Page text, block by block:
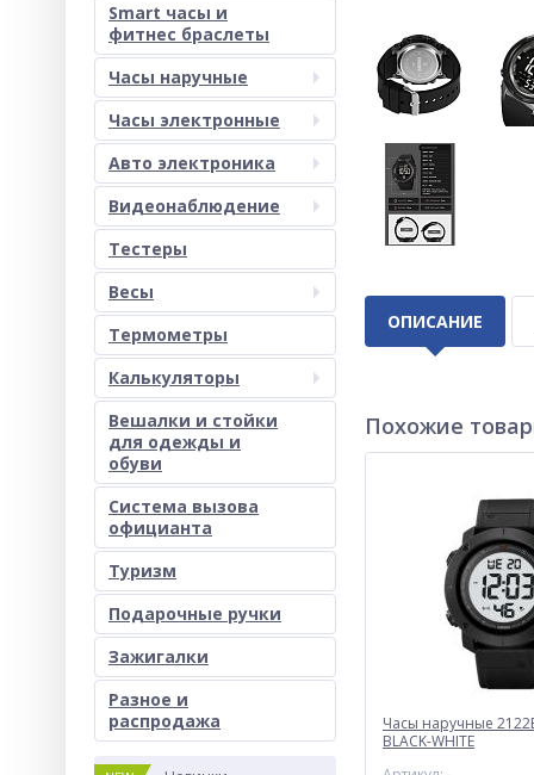
Smart часы и
фитнес браслеты
Часы наручные
Часы электронные
Авто электроника
Видеонаблюдение
Тестеры
Весы
Термометры
Калькуляторы
Вешалки и стойки
для одежды и
обуви
Система вызова
официанта
Туризм
Подарочные ручки
Зажигалки
Разное и
раcпродажа
ОПИСАНИЕ
Похожие
Часы наручные
BLACK-WHITE